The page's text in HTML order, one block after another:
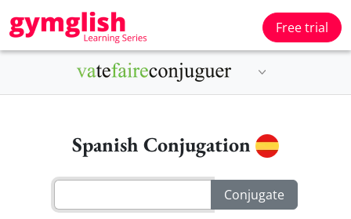
Free trial
Spanish Conjugation